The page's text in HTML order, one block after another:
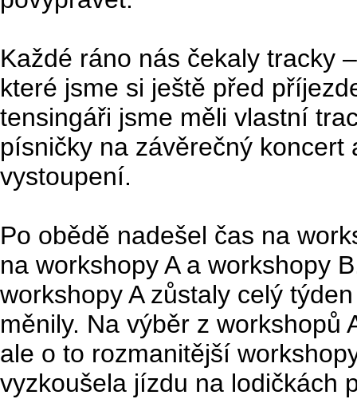
Každé ráno nás čekaly tracky
které jsme si ještě před
tensingáři jsme měli vlastní
písničky na závěrečný
vystoupení.
Po obědě nadešel čas na
na workshopy A a workshopy
workshopy A zůstaly celý
měnily. Na výběr z workshopů
ale o to rozmanitější
vyzkoušela jízdu na lodičkách